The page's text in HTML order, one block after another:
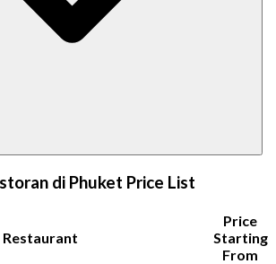
di Phuket Price List
Restaurant
Price
Starting
From